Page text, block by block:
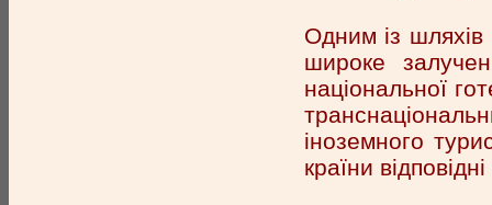
Одним із шляхів
широке
національної
іноземного
країни